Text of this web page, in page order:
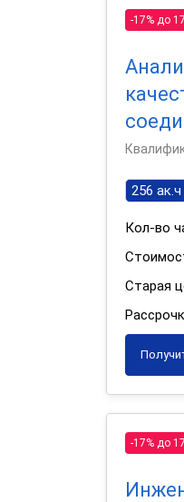
-17% до
256 ак.ч
Кол-во
Старая
-17% до